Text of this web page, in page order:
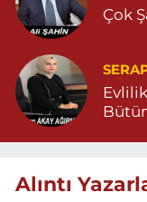
Çok
Alıntı